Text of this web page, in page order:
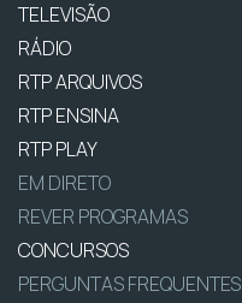
TELEVISÃO
RÁDIO
RTP ARQUIVOS
RTP ENSINA
RTP PLAY
EM DIRETO
REVER PROGRAMAS
CONCURSOS
PERGUNTAS FREQUENTES